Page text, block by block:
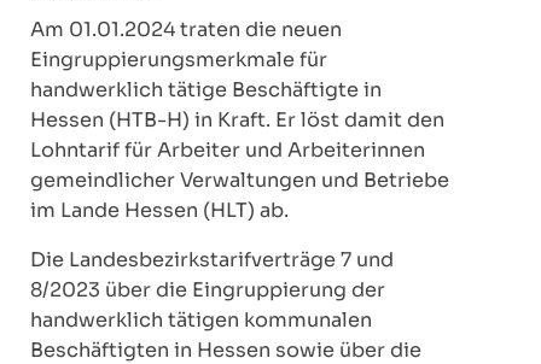
Am 01.01.2024 traten die neuen
Eingruppierungsmerkmale für
handwerklich tätige Beschäftigte in
Hessen (HTB-H) in Kraft. Er löst damit den
Lohntarif für Arbeiter und Arbeiterinnen
gemeindlicher Verwaltungen und Betriebe
im Lande Hessen (HLT) ab.
Die Landesbezirkstarifverträge 7 und
8/2023 über die Eingruppierung der
handwerklich tätigen kommunalen
Beschäftigten in Hessen sowie über die